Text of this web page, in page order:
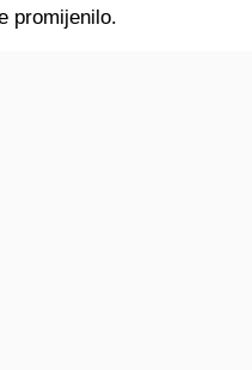
promijenilo.